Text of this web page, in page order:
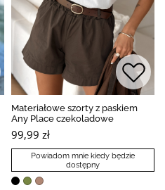
Materiałowe szorty z paskiem
Any Place czekoladowe
99,99 zł
Powiadom mnie kiedy będzie
dostępny